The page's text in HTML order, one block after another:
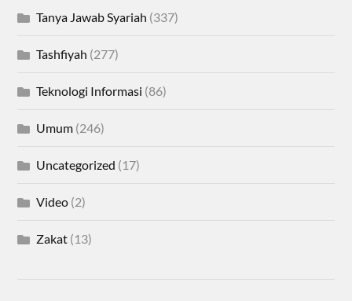
Tanya Jawab Syariah (337)
Tashfiyah (277)
Teknologi Informasi (86)
Umum (246)
Uncategorized (17)
Video (2)
Zakat (13)